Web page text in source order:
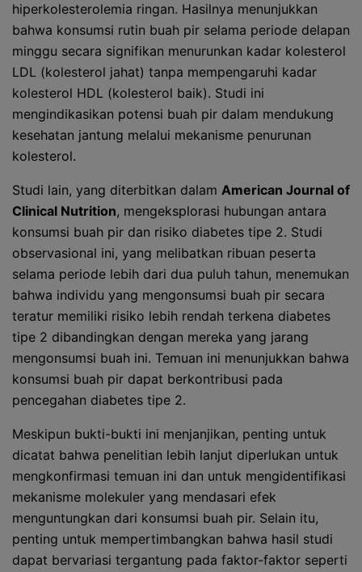
hiperkolesterolemia ringan. Hasilnya menunjukkan
bahwa konsumsi rutin buah pir selama periode delapan
minggu secara signifikan menurunkan kadar kolesterol
LDL (kolesterol jahat) tanpa mempengaruhi kadar
kolesterol HDL (kolesterol baik). Studi ini
mengindikasikan potensi buah pir dalam mendukung
kesehatan jantung melalui mekanisme penurunan
kolesterol.
Studi lain, yang diterbitkan dalam American Journal of
Clinical Nutrition, mengeksplorasi hubungan antara
konsumsi buah pir dan risiko diabetes tipe 2. Studi
observasional ini, yang melibatkan ribuan peserta
selama periode lebih dari dua puluh tahun, menemukan
bahwa individu yang mengonsumsi buah pir secara
teratur memiliki risiko lebih rendah terkena diabetes
tipe 2 dibandingkan dengan mereka yang jarang
mengonsumsi buah ini. Temuan ini menunjukkan bahwa
konsumsi buah pir dapat berkontribusi pada
pencegahan diabetes tipe 2.
Meskipun bukti-bukti ini menjanjikan, penting untuk
dicatat bahwa penelitian lebih lanjut diperlukan untuk
mengkonfirmasi temuan ini dan untuk mengidentifikasi
mekanisme molekuler yang mendasari efek
menguntungkan dari konsumsi buah pir. Selain itu,
penting untuk mempertimbangkan bahwa hasil studi
dapat bervariasi tergantung pada faktor-faktor seperti